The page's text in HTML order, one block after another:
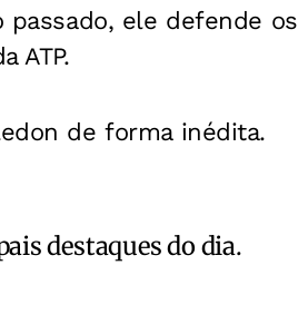
ele defende os
ATP.
de forma inédita.
destaques do dia.